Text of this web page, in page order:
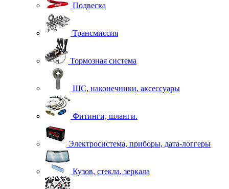
Подвеска
Трансмиссия
Тормозная система
ШС, наконечники, аксессуары
Фитинги, шланги.
Электросистема, приборы, дата-логгеры
Кузов, стекла, зеркала